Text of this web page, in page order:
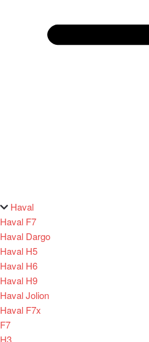
Haval
Haval F7
Haval Dargo
Haval H5
Haval H6
Haval H9
Haval Jolion
Haval F7x
F7
H3